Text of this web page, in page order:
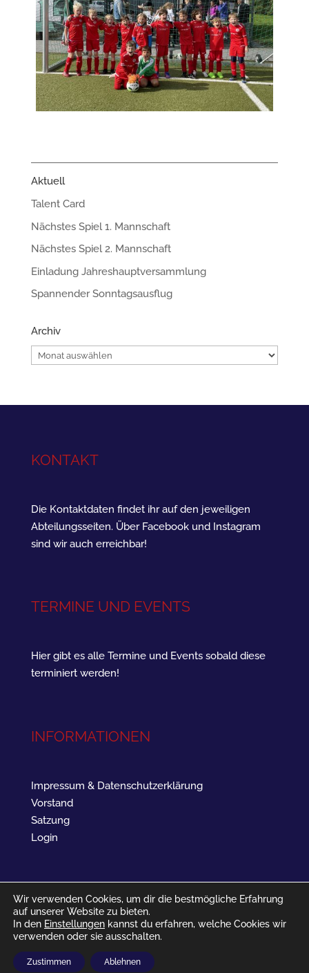
Aktuell
Talent Card
Nächstes Spiel 1. Mannschaft
Nächstes Spiel 2. Mannschaft
Einladung Jahreshauptversammlung
Spannender Sonntagsausflug
Archiv
Archiv
KONTAKT
Die Kontaktdaten findet ihr auf den jeweiligen
Abteilungsseiten. Über Facebook und Instagram
sind wir auch erreichbar!
TERMINE UND EVENTS
Hier gibt es alle Termine und Events sobald diese
terminiert werden!
INFORMATIONEN
Impressum & Datenschutzerklärung
Vorstand
Satzung
Login
Landau in der Pfalz
Wir verwenden Cookies, um dir die bestmögliche Erfahrung
auf unserer Website zu bieten.
In den Einstellungen kannst du erfahren, welche Cookies wir
verwenden oder sie ausschalten.
Zustimmen Ablehnen